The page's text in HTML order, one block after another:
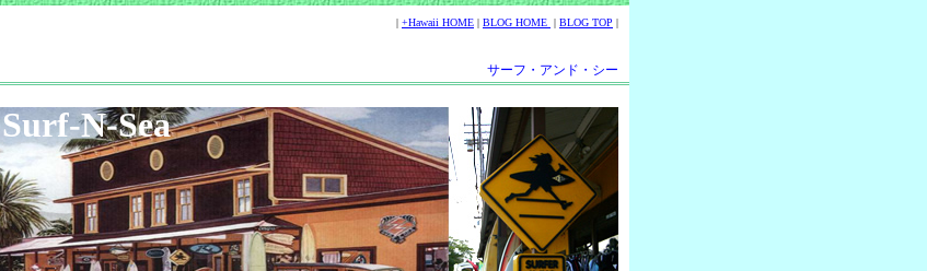
| +Hawaii HOME | BLOG HOME | BLOG TOP |
サーフ・アンド・シー
Surf-N-Sea